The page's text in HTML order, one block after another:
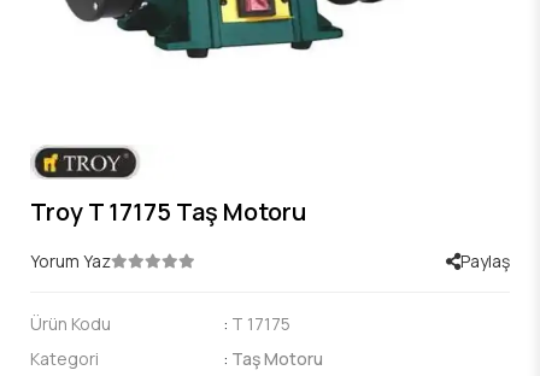
Troy T 17175 Taş Motoru
Yorum Yaz Paylaş
Ürün Kodu : T 17175
Kategori
: Taş Motoru